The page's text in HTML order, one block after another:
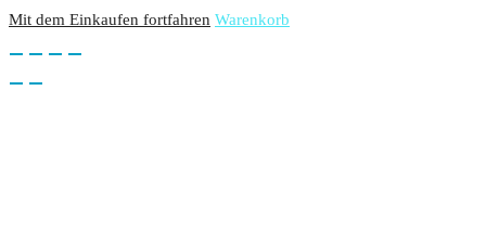
Mit dem Einkaufen fortfahren Warenkorb